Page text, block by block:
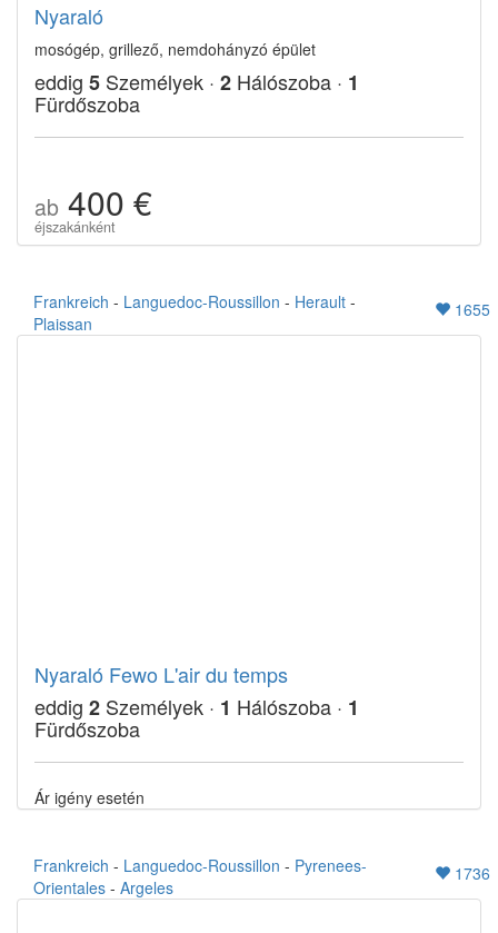
Nyaraló
mosógép, grillező, nemdohányzó épület
eddig 5 Személyek · 2 Hálószoba · 1
Fürdőszoba
ab 400 €
éjszakánként
Frankreich - Languedoc-Roussillon - Herault -
Plaissan
1655
Nyaraló Fewo L'air du temps
eddig 2 Személyek · 1 Hálószoba · 1
Fürdőszoba
Ár igény esetén
Frankreich - Languedoc-Roussillon - Pyrenees-
Orientales - Argeles
1736